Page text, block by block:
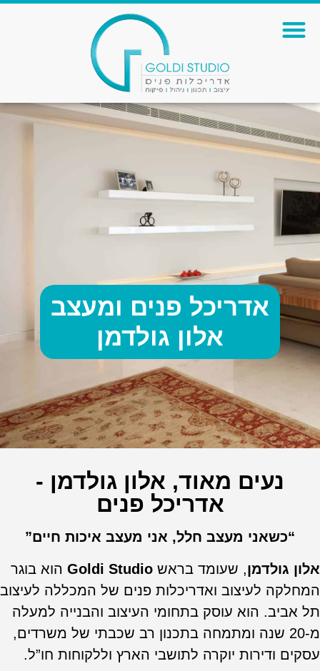
אדריכל פנים ומעצב
אלון גולדמן
נעים מאוד, אלון גולדמן -
אדריכל פנים
“כשאני מעצב חלל, אני מעצב איכות חיים”
אלון גולדמן, שעומד בראש Goldi Studio הוא בוגר
המחלקה לעיצוב ואדריכלות פנים של המכללה לעיצוב
תל אביב. הוא עוסק בתחומי העיצוב והבנייה למעלה
מ-20 שנה ומתמחה בתכנון רב שכבתי של משרדים,
עסקים ודירות יוקרה לתושבי הארץ וללקוחות חו”ל.